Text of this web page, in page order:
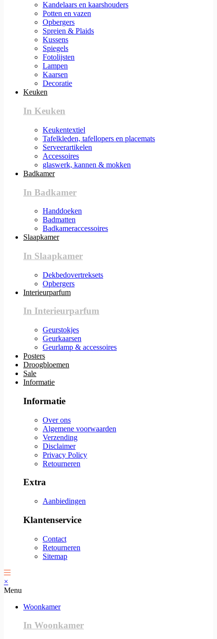
Kandelaars en kaarshouders
Potten en vazen
Opbergers
Spreien & Plaids
Kussens
Spiegels
Fotolijsten
Lampen
Kaarsen
Decoratie
Keuken
In Keuken
Keukentextiel
Tafelkleden, tafellopers en placemats
Serveerartikelen
Accessoires
glaswerk, kannen & mokken
Badkamer
In Badkamer
Handdoeken
Badmatten
Badkameraccessoires
Slaapkamer
In Slaapkamer
Dekbedovertreksets
Opbergers
Interieurparfum
In Interieurparfum
Geurstokjes
Geurkaarsen
Geurlamp & accessoires
Posters
Droogbloemen
Sale
Informatie
Informatie
Over ons
Algemene voorwaarden
Verzending
Disclaimer
Privacy Policy
Retourneren
Extra
Aanbiedingen
Klantenservice
Contact
Retourneren
Sitemap
×
Menu
Woonkamer
In Woonkamer